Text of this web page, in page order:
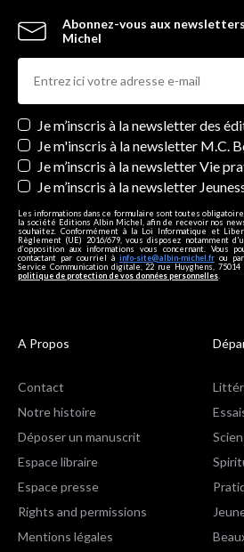
Abonnez-vous aux
Michel
Newsletters
Je m’inscris à la newsletter des
Je m'inscris à la newsletter M.C.
Je m’inscris à la newsletter Vie
Je m’inscris à la newsletter
Les informations dans ce formulaire sont toutes
la société Editions Albin Michel, afin de recevoir nos
souhaitez. Conformément à la Loi Informatique et
Règlement (UE) 2016/679, vous disposez notamment
d’opposition aux informations vous concernant. Vous
contactant par courriel à info-site@albin-michel.fr ou
Service Communication digitale, 22 rue Huyghens, 75014
politique de protection de vos données personnelles
A Propos
Contact
Notre histoire
Déposer un manuscrit
Espace libraire
Espace presse
Rights and permissions
Mentions légales